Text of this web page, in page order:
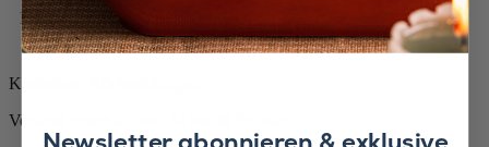
Kostenlose Lieferung bei Einkäufen über 50 €
Kostenlose Rücksendungen
Versand innerhalb von 24 bis 48 Stunden